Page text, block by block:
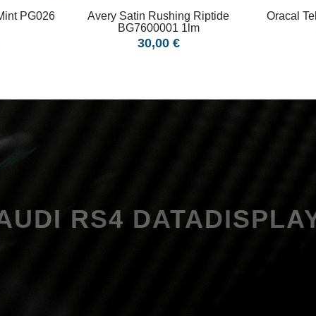
PG026
Avery Satin Rushing Riptide
BG7600001 1lm
Preis
30,00 €
Oracal
RS4